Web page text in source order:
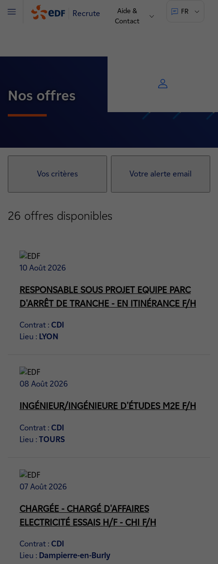
Recrute
Aide &
Contact
FR
Menu
Nos offres
Vos critères Votre alerte email
26 offres disponibles
10 Août 2026
RESPONSABLE SOUS PROJET EQUIPE PARC
D'ARRÊT DE TRANCHE - EN ITINÉRANCE F/H
Contrat : CDI
Lieu : LYON
08 Août 2026
INGÉNIEUR/INGÉNIEURE D'ÉTUDES M2E F/H
Contrat : CDI
Lieu : TOURS
07 Août 2026
CHARGÉE - CHARGÉ D'AFFAIRES
ELECTRICITÉ ESSAIS H/F - CHI F/H
Contrat : CDI
Lieu : Dampierre-en-Burly